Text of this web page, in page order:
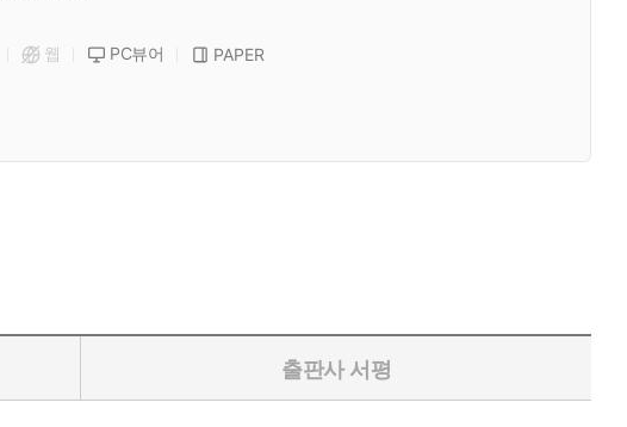
웹 PC뷰어
PAPER
출판사 서평